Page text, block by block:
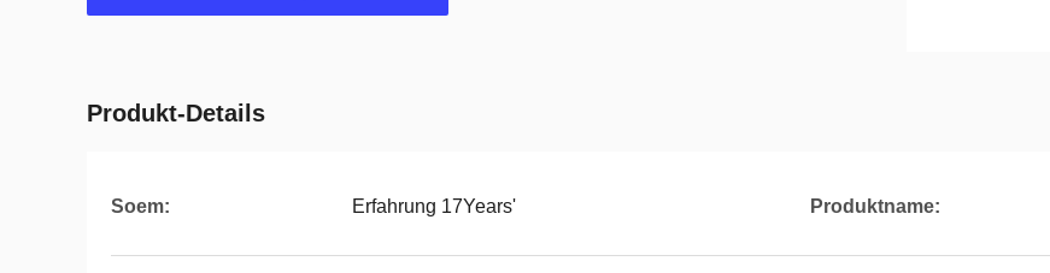
Produkt-Details
Soem: Erfahrung 17Years' Produktname: